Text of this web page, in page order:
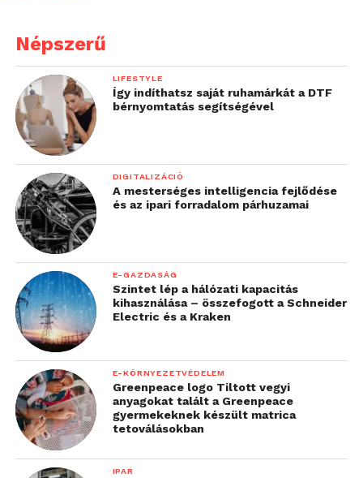
Népszerű
LIFESTYLE
Így indíthatsz saját ruhamárkát a DTF
bérnyomtatás segítségével
DIGITALIZÁCIÓ
A mesterséges intelligencia fejlődése
és az ipari forradalom párhuzamai
E-GAZDASÁG
Szintet lép a hálózati kapacitás
kihasználása – összefogott a Schneider
Electric és a Kraken
E-KÖRNYEZETVÉDELEM
Greenpeace logo Tiltott vegyi
anyagokat talált a Greenpeace
gyermekeknek készült matrica
tetoválásokban
IPAR